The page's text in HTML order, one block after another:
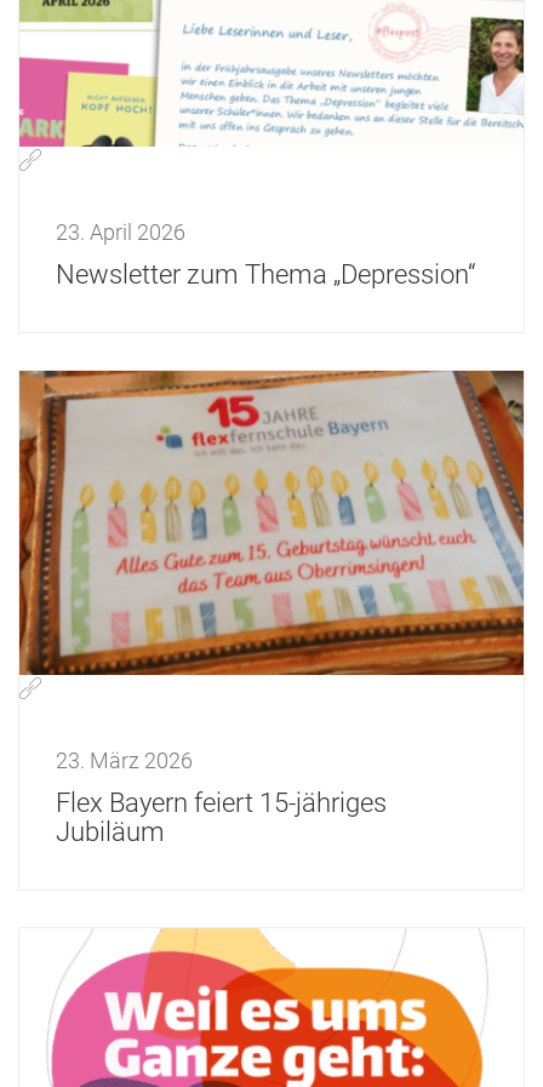
23. April 2026
Newsletter zum Thema „Depression“
23. März 2026
Flex Bayern feiert 15-jähriges
Jubiläum